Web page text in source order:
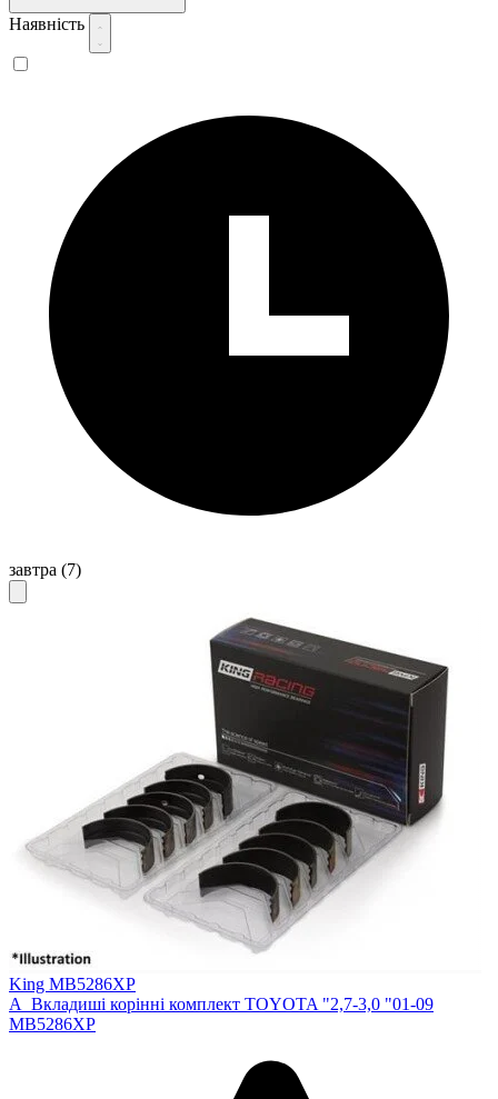
Наявність
завтра (7)
King MB5286XP
A_Вкладиші корінні комплект TOYOTA "2,7-3,0 "01-09
MB5286XP